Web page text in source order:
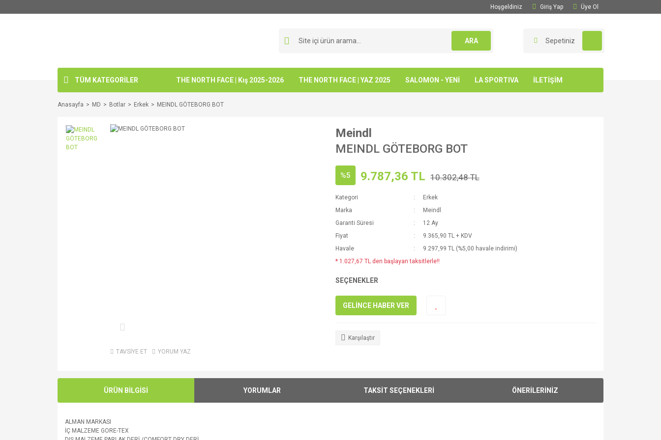
Hoşgeldiniz Giriş Yap Üye Ol
ARA Sepetiniz
TÜM KATEGORİLER THE NORTH FACE | Kış 2025-2026 THE NORTH FACE | YAZ 2025 SALOMON - YENİ LA SPORTIVA İLETİŞİM
Anasayfa MD Botlar Erkek MEINDL GÖTEBORG BOT
TAVSİYE ET YORUM YAZ
Meindl
MEINDL GÖTEBORG BOT
%5 9.787,36 TL 10.302,48 TL
Kategori
Erkek
Marka
Meindl
Garanti Süresi
12 Ay
Fiyat
9.365,90 TL + KDV
Havale
9.297,99 TL (%5,00 havale indirimi)
* 1.027,67 TL den başlayan taksitlerle!!
SEÇENEKLER
GELİNCE HABER VER
Karşılaştır
ÜRÜN BİLGİSİ YORUMLAR TAKSİT SEÇENEKLERİ ÖNERİLERİNİZ
ALMAN MARKASI
İÇ MALZEME GORE-TEX